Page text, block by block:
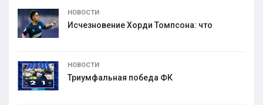
НОВОСТИ
Исчезновение Хорди Томпсона: что
НОВОСТИ
Триумфальная победа ФК